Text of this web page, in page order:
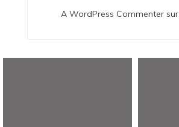
A WordPress Commentersur